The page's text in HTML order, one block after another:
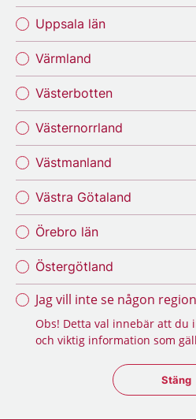
Uppsala län
Värmland
Västerbotten
Västernorrland
Västmanland
Västra Götaland
Örebro län
Östergötland
Jag vill inte se någon
Obs! Detta val innebär att du
och viktig information som
Stäng
Stäng